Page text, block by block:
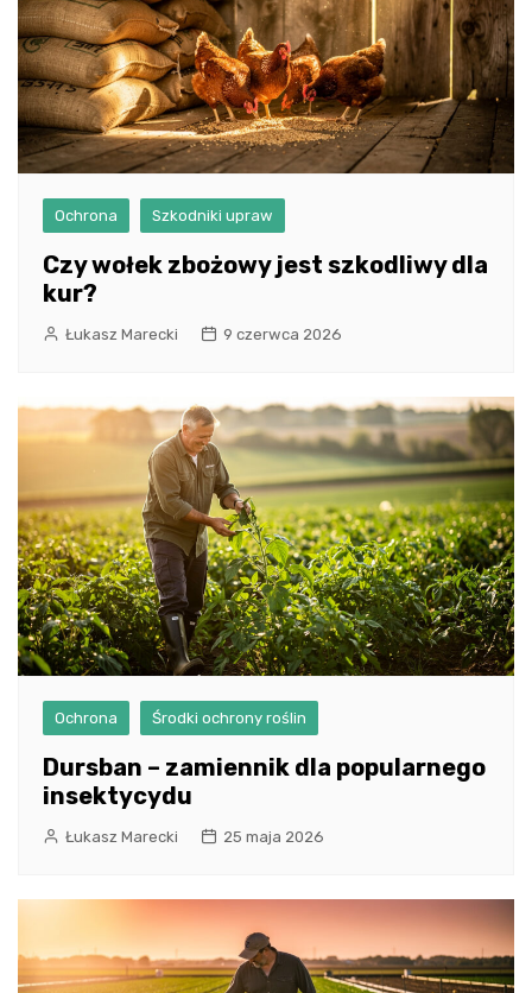
Ochrona Szkodniki upraw
Czy wołek zbożowy jest szkodliwy dla
kur?
Łukasz Marecki 9 czerwca 2026
Ochrona Środki ochrony roślin
Dursban – zamiennik dla popularnego
insektycydu
Łukasz Marecki 25 maja 2026